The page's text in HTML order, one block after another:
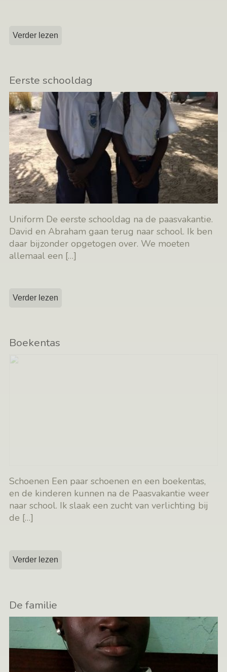
Verder lezen
Eerste schooldag
Uniform De eerste schooldag na de paasvakantie.
David en Abraham gaan terug naar school. Ik ben
daar bijzonder opgetogen over. We moeten
allemaal een […]
Verder lezen
Boekentas
Schoenen Een paar schoenen en een boekentas,
en de kinderen kunnen na de Paasvakantie weer
naar school. Ik slaak een zucht van verlichting bij
de […]
Verder lezen
De familie